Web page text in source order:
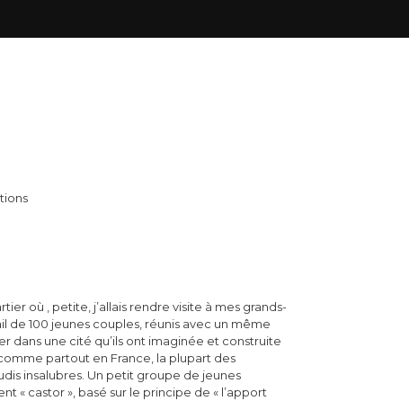
où , petite, j’allais rendre visite à mes grands-
de 100 jeunes couples, réunis avec un même
dans une cité qu’ils ont imaginée et construite
partout en France, la plupart des
insalubres. Un petit groupe de jeunes
« castor », basé sur le principe de « l’apport